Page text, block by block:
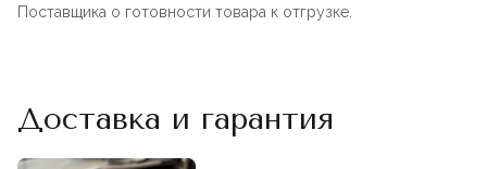
Поставщика о готовности товара к отгрузке.
Доставка и гарантия